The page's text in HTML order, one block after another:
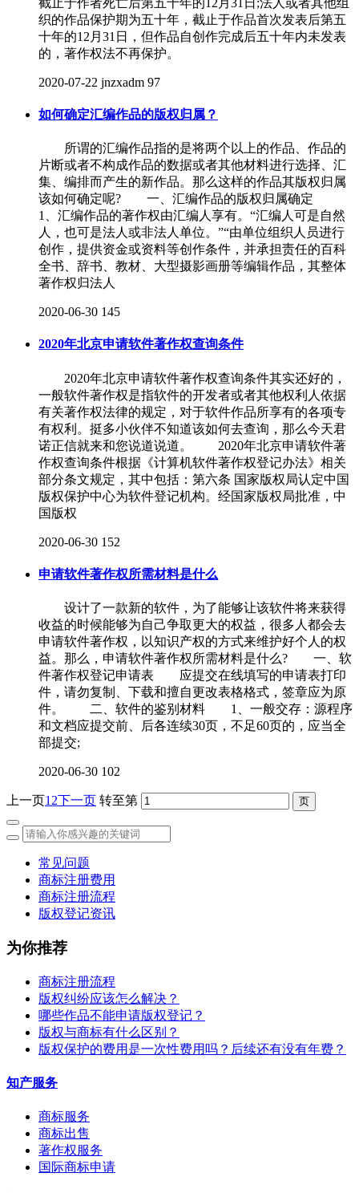
织的作品保护期为五十年，截止于作品首次发表后第五
十年的12月31日，但作品自创作完成后五十年内未发表
的，著作权法不再保护。
2020-07-22 jnzxadm 97
如何确定汇编作品的版权归属？
所谓的汇编作品指的是将两个以上的作品、作品的
片断或者不构成作品的数据或者其他材料进行选择、汇
集、编排而产生的新作品。那么这样的作品其版权归属
该如何确定呢? 一、汇编作品的版权归属确定
1、汇编作品的著作权由汇编人享有。“汇编人可是自然
人，也可是法人或非法人单位。”“由单位组织人员进行
创作，提供资金或资料等创作条件，并承担责任的百科
全书、辞书、教材、大型摄影画册等编辑作品，其整体
著作权归法人
2020-06-30 145
2020年北京申请软件著作权查询条件
2020年北京申请软件著作权查询条件其实还好的，
一般软件著作权是指软件的开发者或者其他权利人依据
有关著作权法律的规定，对于软件作品所享有的各项专
有权利。挺多小伙伴不知道该如何去查询，那么今天君
诺正信就来和您说道说道。 2020年北京申请软件著
作权查询条件根据《计算机软件著作权登记办法》相关
部分条文规定，其中包括：第六条 国家版权局认定中国
版权保护中心为软件登记机构。经国家版权局批准，中
国版权
2020-06-30 152
申请软件著作权所需材料是什么
设计了一款新的软件，为了能够让该软件将来获得
收益的时候能够为自己争取更大的权益，很多人都会去
申请软件著作权，以知识产权的方式来维护好个人的权
益。那么，申请软件著作权所需材料是什么? 一、软
件著作权登记申请表 应提交在线填写的申请表打印
件，请勿复制、下载和擅自更改表格格式，签章应为原
件。 二、软件的鉴别材料 1、一般交存：源程序
和文档应提交前、后各连续30页，不足60页的，应当全
部提交;
2020-06-30 102
上一页1 2下一页 转至第
常见问题
商标注册费用
商标注册流程
版权登记资讯
为你推荐
商标注册流程
版权纠纷应该怎么解决？
哪些作品不能申请版权登记？
版权与商标有什么区别？
版权保护的费用是一次性费用吗？后续还有没有年费？
知产服务
商标服务
商标出售
著作权服务
国际商标申请